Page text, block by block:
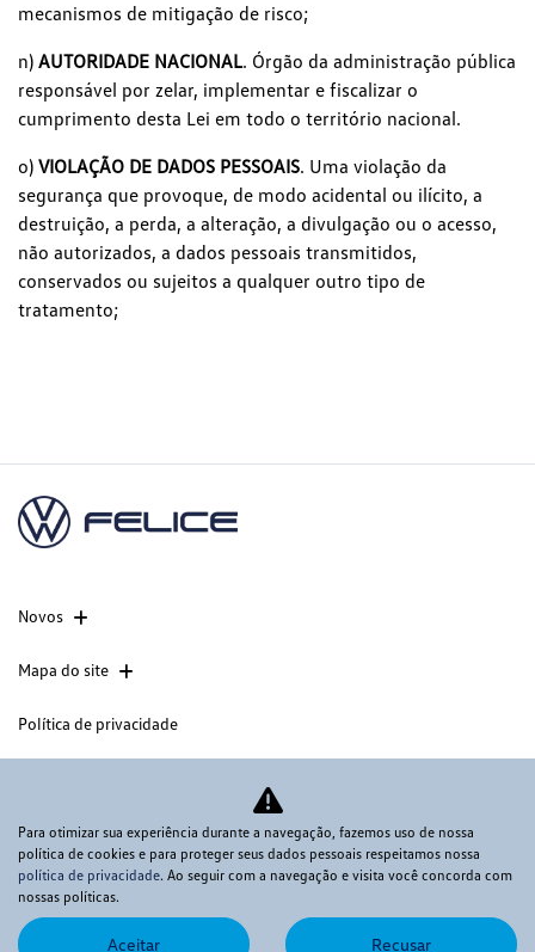
mecanismos de mitigação de risco;
n) AUTORIDADE NACIONAL. Órgão da administração pública
responsável por zelar, implementar e fiscalizar o
cumprimento desta Lei em todo o território nacional.
o) VIOLAÇÃO DE DADOS PESSOAIS. Uma violação da
segurança que provoque, de modo acidental ou ilícito, a
destruição, a perda, a alteração, a divulgação ou o acesso,
não autorizados, a dados pessoais transmitidos,
conservados ou sujeitos a qualquer outro tipo de
tratamento;
Novos
Mapa do site
Política de privacidade
CNPJ: 60.830.284/0003-37
Desacelere. Seu bem maior é a vida.
Para otimizar sua experiência durante a navegação, fazemos uso de nossa
política de cookies e para proteger seus dados pessoais respeitamos nossa
política de privacidade. Ao seguir com a navegação e visita você concorda com
nossas políticas.
Aceitar Recusar